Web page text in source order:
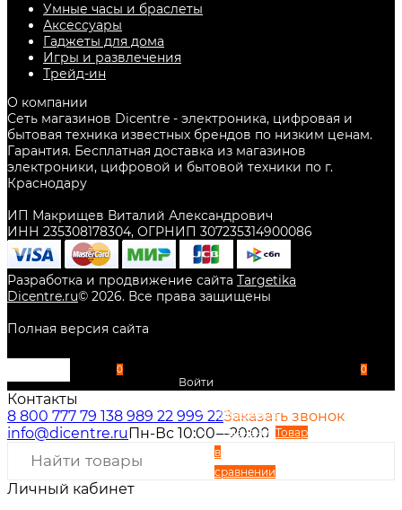
Умные часы и браслеты
Аксессуары
Гаджеты для дома
Игры и развлечения
Трейд-ин
О компании
Сеть магазинов Dicentre - электроника, цифровая и
бытовая техника известных брендов по низким ценам.
Гарантия. Бесплатная доставка из магазинов
электроники, цифровой и бытовой техники по г.
Краснодару
ИП Макрищев Виталий Александрович
ИНН 235308178304, ОГРНИП 307235314900086
Разработка и продвижение сайта Targetika
Dicentre.ru© 2026. Все права защищены
Полная версия сайта
0
Войти
Избранное
Сравнение Товар
в
сравнении
0
Контакты
8 800 777 79 138 989 22 999 22Заказать звонок
info@dicentre.ruПн-Вс 10:00—20:00
Личный кабинет